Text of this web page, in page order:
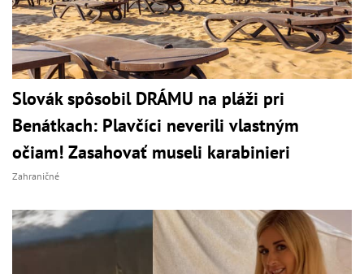
Slovák spôsobil DRÁMU na pláži pri
Benátkach: Plavčíci neverili vlastným
očiam! Zasahovať museli karabinieri
Zahraničné